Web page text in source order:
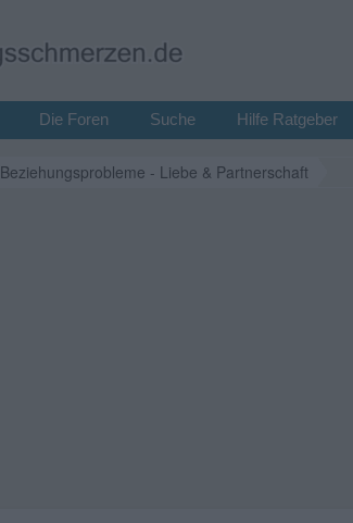
Die Foren Suche Hilfe Ratgeber
Beziehungsprobleme - Liebe & Partnerschaft